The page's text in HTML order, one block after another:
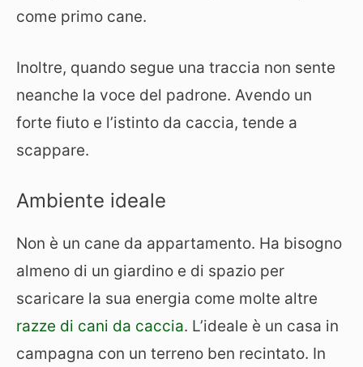
come primo cane.
Inoltre, quando segue una traccia non sente
neanche la voce del padrone. Avendo un
forte fiuto e l’istinto da caccia, tende a
scappare.
Ambiente ideale
Non è un cane da appartamento. Ha bisogno
almeno di un giardino e di spazio per
scaricare la sua energia come molte altre
razze di cani da caccia. L’ideale è un casa in
campagna con un terreno ben recintato. In